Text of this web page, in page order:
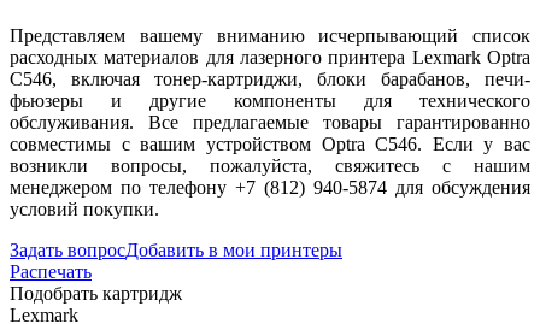
Представляем вашему вниманию исчерпывающий список
расходных материалов для лазерного принтера Lexmark Optra
C546, включая тонер-картриджи, блоки барабанов, печи-
фьюзеры и другие компоненты для технического
обслуживания. Все предлагаемые товары гарантированно
совместимы с вашим устройством Optra C546. Если у вас
возникли вопросы, пожалуйста, свяжитесь с нашим
менеджером по телефону +7 (812) 940-5874 для обсуждения
условий покупки.
Задать вопросДобавить в мои принтеры
Распечать
Подобрать картридж
Lexmark